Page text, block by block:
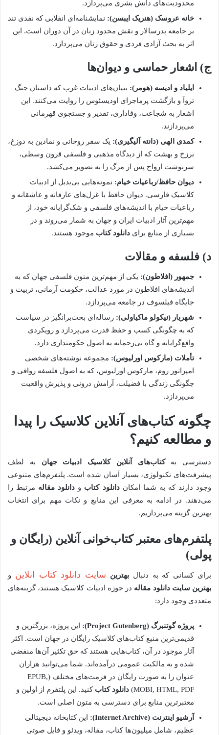
محدودیت‌های دانش بشری می‌پردازد.
خانه عروسک (هنریک ایبسن): نمایشنامه‌ای انقلابی که نقدی تند
بر جامعه پدرسالار و نقش محدود زنان در آن دوران است. این
اثر به بحث آزادی فردی و حقوق زنان می‌پردازد.
ج) اشعار حماسی و دیوان‌ها
ایلیاد و ادیسه (هومر): بنیان‌های ادبیات غرب که داستان جنگ
تروآ و بازگشت پرماجرای اودیسئوس را روایت می‌کنند. این
اشعار به شجاعت، وفاداری، تقدیر و جستجوی قهرمانی
می‌پردازند.
کمدی الهی (دانته آلیگیری): یک سفر روحانی و نمادین به دوزخ،
برزخ و بهشت که از دیدگاه مذهبی و فلسفی قرون وسطی،
سرنوشت ارواح پس از مرگ را به تصویر می‌کشد.
دیوان حافظ/رباعیات خیام: نمونه‌هایی بی‌بدیل از ادبیات
کلاسیک فارسی. دیوان حافظ با غزل‌های عارفانه و عاشقانه و
رباعیات خیام با اندیشه‌های فلسفی و شک‌گرایانه خود، از
مهم‌ترین آثار ادبیات ایران و جهان به شمار می‌روند و در
بسیاری از منابع برای دانلود کتاب موجود هستند.
د) فلسفه و مقالات
جمهور (افلاطون): یکی از مهم‌ترین متون فلسفی جهان که به
اندیشه‌های افلاطون در مورد عدالت، حکومت آرمانی، تربیت و
جایگاه فیلسوف در جامعه می‌پردازد.
شهریار (نیکولو ماکیاولی): رساله‌ای بحث‌برانگیز در سیاست
که به چگونگی کسب و حفظ قدرت می‌پردازد و رویکردی
واقع‌گرایانه و گاه بی‌رحمانه به اصول حکومتداری دارد.
تأملات (مارکوس اورلیوس): مجموعه نوشته‌های شخصی
امپراتور روم، مارکوس اورلیوس، که به اصول فلسفه رواقی و
چگونگی زندگی با فضیلت، آرامش درونی و پذیرش واقعیت
می‌پردازد.
چگونه کتاب‌های آنلاین کلاسیک را پیدا
و مطالعه کنیم؟
دسترسی بهکتاب‌های آنلاین کلاسیک ادبیات جهان به لطف
پیشرفت‌های تکنولوژی، بسیار آسان شده است. پلتفرم‌های متنوعی
وجود دارند که به شما امکاندانلود کتاب و دانلود مقاله مرتبط را
می‌دهند. در ادامه به معرفی این منابع و نکات مهم برای انتخاب
بهترین گزینه می‌پردازیم.
پلتفرم‌های معتبر کتاب‌خوانی آنلاین (رایگان و
پولی)
برای کسانی که به دنبال بهترین سایت دانلود کتاب انلاین و
بهترین سایت دانلود مقاله در حوزه ادبیات کلاسیک هستند، گزینه‌های
متعددی وجود دارد:
پروژه گوتنبرگ (Project Gutenberg):
این پروژه، بزرگترین و
قدیمی‌ترین منبع کتاب‌های کلاسیک رایگان در جهان است. اکثر
آثار موجود در آن، کتاب‌هایی هستند که حق تکثیر آن‌ها منقضی
شده و به مالکیت عمومی درآمده‌اند. شما می‌توانید هزاران
عنوان را به صورت رایگان در فرمت‌های مختلف (EPUB,
MOBI, HTML, PDF) دانلود کتاب کنید. این پلتفرم از اولین و
معتبرترین منابع برای دسترسی به متون اصلی است.
آرشیو اینترنت (Internet Archive):
این کتابخانه دیجیتالی
عظیم، شامل میلیون‌ها کتاب، مقاله، ویدئو و فایل صوتی